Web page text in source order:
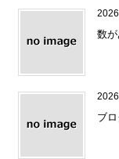
数
ブ